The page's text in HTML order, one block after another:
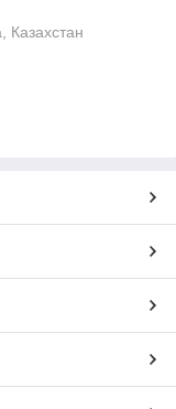
Казахстан